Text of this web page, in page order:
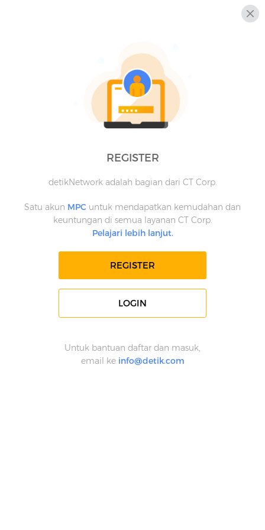
REGISTER
detikNetwork adalah bagian dari CT Corp.
Satu akun MPC untuk mendapatkan kemudahan dan
keuntungan di semua layanan CT Corp.
Pelajari lebih lanjut.
REGISTER
LOGIN
Untuk bantuan daftar dan masuk,
email ke info@detik.com